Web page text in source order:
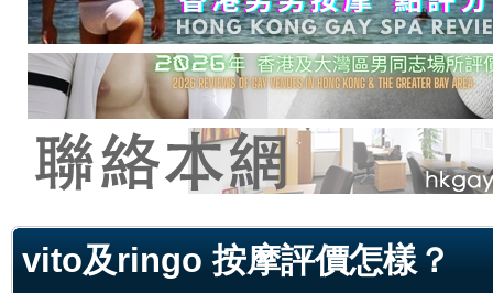
vito及ringo 按摩評價怎樣？